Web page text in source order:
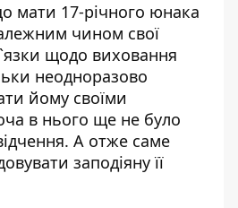
мати 17-річного юнака
чином свої
щодо виховання
неодноразово
йому своїми
в нього ще не було
А отже саме
заподіяну її